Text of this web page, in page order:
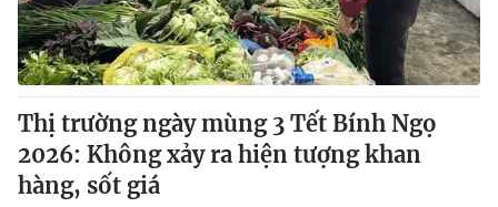
Thị trường ngày mùng 3 Tết Bính Ngọ
2026: Không xảy ra hiện tượng khan
hàng, sốt giá